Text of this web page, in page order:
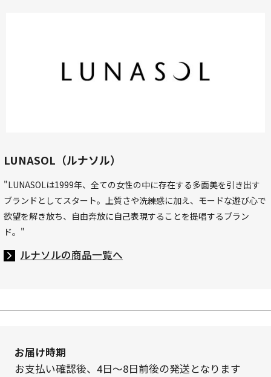
LUNASOL（ルナソル）
"LUNASOLは1999年、全ての女性の中に存在する多面美を引き出す
ブランドとしてスタート。上質さや洗練感に加え、モードな遊び心で
欲望を解き放ち、自由奔放に自己表現することを提唱するブラン
ド。"
ルナソルの商品一覧へ
お届け時期
お支払い確認後、4日～8日前後の発送となります